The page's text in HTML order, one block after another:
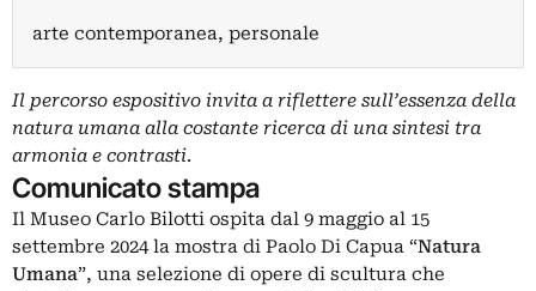
arte contemporanea, personale
Il percorso espositivo invita a riflettere sull’essenza della
natura umana alla costante ricerca di una sintesi tra
armonia e contrasti.
Comunicato stampa
Il Museo Carlo Bilotti ospita dal 9 maggio al 15
settembre 2024 la mostra di Paolo Di Capua “Natura
Umana”, una selezione di opere di scultura che